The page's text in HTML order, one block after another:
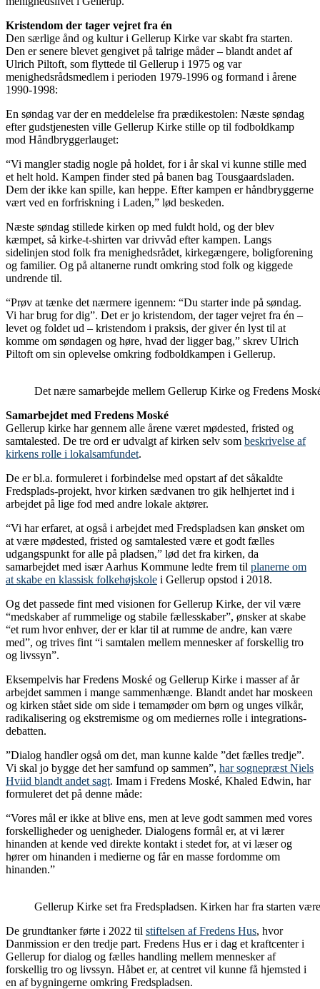
Kristendom der tager vejret fra én
Den særlige ånd og kultur i Gellerup Kirke var skabt fra starten.
Den er senere blevet gengivet på talrige måder – blandt andet af
Ulrich Piltoft, som flyttede til Gellerup i 1975 og var
menighedsrådsmedlem i perioden 1979-1996 og formand i årene
1990-1998:
En søndag var der en meddelelse fra prædikestolen: Næste søndag
efter gudstjenesten ville Gellerup Kirke stille op til fodboldkamp
mod Håndbryggerlauget:
“Vi mangler stadig nogle på holdet, for i år skal vi kunne stille med
et helt hold. Kampen finder sted på banen bag Tousgaardsladen.
Dem der ikke kan spille, kan heppe. Efter kampen er håndbryggerne
vært ved en forfriskning i Laden,” lød beskeden.
Næste søndag stillede kirken op med fuldt hold, og der blev
kæmpet, så kirke-t-shirten var drivvåd efter kampen. Langs
sidelinjen stod folk fra menighedsrådet, kirkegængere, boligforening
og familier. Og på altanerne rundt omkring stod folk og kiggede
undrende til.
“Prøv at tænke det nærmere igennem: “Du starter inde på søndag.
Vi har brug for dig”. Det er jo kristendom, der tager vejret fra én –
levet og foldet ud – kristendom i praksis, der giver én lyst til at
komme om søndagen og høre, hvad der ligger bag,” skrev Ulrich
Piltoft om sin oplevelse omkring fodboldkampen i Gellerup.
Det nære samarbejde mellem Gellerup Kirke og Fredens
Samarbejdet med Fredens Moské
Gellerup kirke har gennem alle årene været mødested, fristed og
samtalested. De tre ord er udvalgt af kirken selv som beskrivelse af
kirkens rolle i lokalsamfundet.
De er bl.a. formuleret i forbindelse med opstart af det såkaldte
Fredsplads-projekt, hvor kirken sædvanen tro gik helhjertet ind i
arbejdet på lige fod med andre lokale aktører.
“Vi har erfaret, at også i arbejdet med Fredspladsen kan ønsket om
at være mødested, fristed og samtalested være et godt fælles
udgangspunkt for alle på pladsen,” lød det fra kirken, da
samarbejdet med især Aarhus Kommune ledte frem til planerne om
at skabe en klassisk folkehøjskole i Gellerup opstod i 2018.
Og det passede fint med visionen for Gellerup Kirke, der vil være
“medskaber af rummelige og stabile fællesskaber”, ønsker at skabe
“et rum hvor enhver, der er klar til at rumme de andre, kan være
med”, og trives fint “i samtalen mellem mennesker af forskellig tro
og livssyn”.
Eksempelvis har Fredens Moské og Gellerup Kirke i masser af år
arbejdet sammen i mange sammenhænge. Blandt andet har moskeen
og kirken stået side om side i temamøder om børn og unges vilkår,
radikalisering og ekstremisme og om mediernes rolle i integrations-
debatten.
”Dialog handler også om det, man kunne kalde ”det fælles tredje”.
Vi skal jo bygge det her samfund op sammen”, har sognepræst Niels
Hviid blandt andet sagt. Imam i Fredens Moské, Khaled Edwin, har
formuleret det på denne måde:
“Vores mål er ikke at blive ens, men at leve godt sammen med vores
forskelligheder og uenigheder. Dialogens formål er, at vi lærer
hinanden at kende ved direkte kontakt i stedet for, at vi læser og
hører om hinanden i medierne og får en masse fordomme om
hinanden.”
Gellerup Kirke set fra Fredspladsen. Kirken har fra starten
De grundtanker førte i 2022 til stiftelsen af Fredens Hus, hvor
Danmission er den tredje part. Fredens Hus er i dag et kraftcenter i
Gellerup for dialog og fælles handling mellem mennesker af
forskellig tro og livssyn. Håbet er, at centret vil kunne få hjemsted i
en af bygningerne omkring Fredspladsen.